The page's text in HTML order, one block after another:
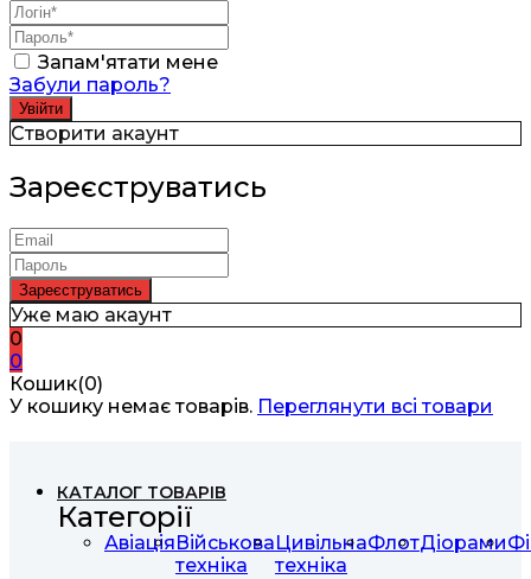
Запам'ятати мене
Забули пароль?
Створити акаунт
Зареєструватись
Уже маю акаунт
0
0
Кошик(0)
У кошику немає товарів. Переглянути всі товари
КАТАЛОГ ТОВАРІВ
Категорії
АвіаціяВійськова
техніка
Цивільна
техніка
ФлотДіорами